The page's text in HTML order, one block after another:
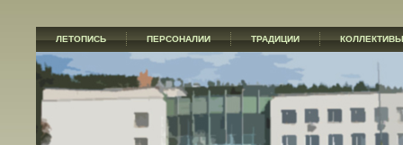
ЛЕТОПИСЬ ПЕРСОНАЛИИ ТРАДИЦИИ КОЛЛЕКТИВЫ